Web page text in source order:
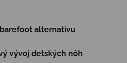
alternatívu
vývoj detských nôh